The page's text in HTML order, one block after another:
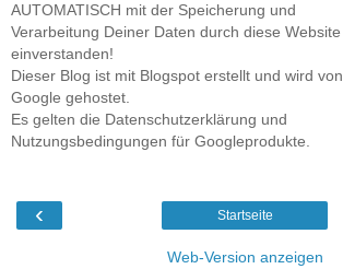
AUTOMATISCH mit der Speicherung und
Verarbeitung Deiner Daten durch diese Website
einverstanden!
Dieser Blog ist mit Blogspot erstellt und wird von
Google gehostet.
Es gelten die Datenschutzerklärung und
Nutzungsbedingungen für Googleprodukte.
‹ Startseite
Web-Version anzeigen